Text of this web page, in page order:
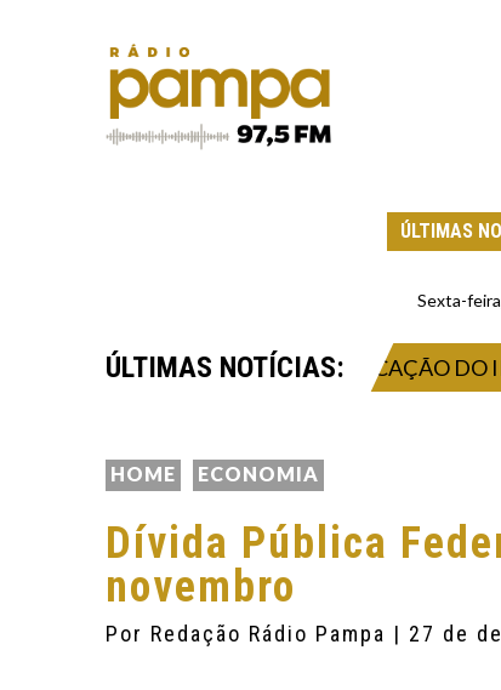
ÚLTIMAS
Sexta-
ÚLTIMAS NOTÍCIAS:
APÓS A CLASSIFICAÇÃO DO INTER
HOME ECONOMIA
Dívida Pública
novembro
Por Redação Rádio Pampa | 27 de